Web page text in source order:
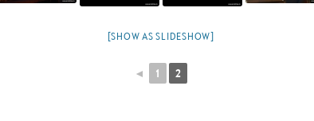
[SHOW AS SLIDESHOW]
◄ 1 2